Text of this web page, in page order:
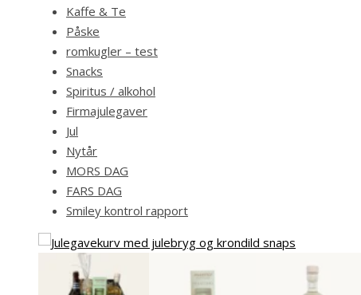
Kaffe & Te
Påske
romkugler – test
Snacks
Spiritus / alkohol
Firmajulegaver
Jul
Nytår
MORS DAG
FARS DAG
Smiley kontrol rapport